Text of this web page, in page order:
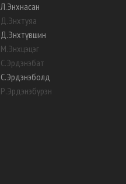
Л.Энхнасан
Д.Энхтуяа
Д.Энхтүвшин
М.Энхцэцэг
С.Эрдэнэбат
С.Эрдэнэболд
Р.Эрдэнэбүрэн